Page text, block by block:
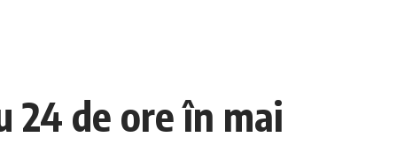
24 de ore în mai